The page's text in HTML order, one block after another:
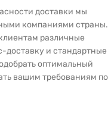
доставки мы
компаниями страны.
различные
доставку и стандартные
оптимальный
вашим требованиям по